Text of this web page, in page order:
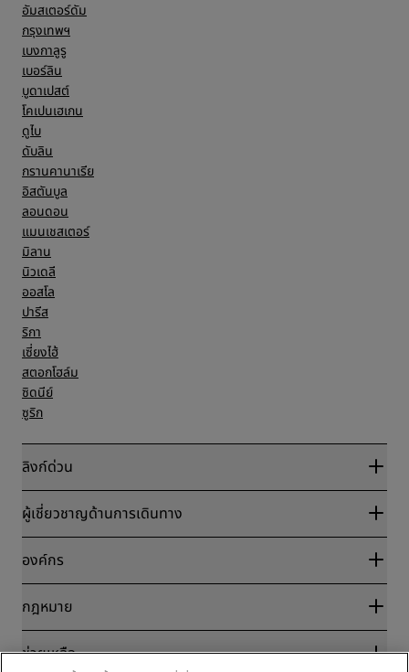
อัมสเตอร์ดัม
กรุงเทพฯ
เบงกาลูรู
เบอร์ลิน
บูดาเปสต์
โคเปนเฮเกน
ดูไบ
ดับลิน
กรานคานาเรีย
อิสตันบูล
ลอนดอน
แมนเชสเตอร์
มิลาน
นิวเดลี
ออสโล
ปารีส
ริกา
เซี่ยงไฮ้
สตอกโฮล์ม
ซิดนีย์
ซูริก
ลิงก์ด่วน
Radisson Rewards
การรับประกันเรทราคาออนไลน์ที่ดีที่สุด
จุดหมายปลายทาง
โรงแรมใหม่และที่กำลังจะเปิด
แอป Radisson Hotels
โรงแรมที่ได้รับอนุมัติให้จัดกิจกรรมกีฬา
โรงแรมที่เหมาะสำหรับครอบครัว
ผู้เชี่ยวชาญด้านการเดินทาง
พันธมิตร
องค์กร
Radisson Hotel Group
ตำแหน่งงานที่ RHG
กฎหมาย
ศูนย์ความเป็นส่วนตัว
ช่วยเหลือ